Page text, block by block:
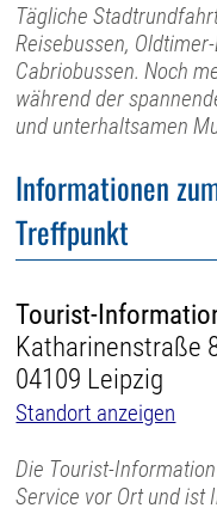
Tägliche
Reisebussen,
Cabriobussen. Noch
während der
und unterhaltsamen
Informationen
Treffpunkt
Tourist-
Katharinenstraße
04109 Leipzig
Standort anzeigen
Die Tourist-
Service vor Ort und ist